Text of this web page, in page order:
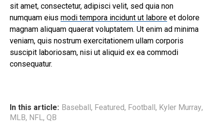
sit amet, consectetur, adipisci velit, sed quia non
numquam eius modi tempora incidunt ut labore et dolore
magnam aliquam quaerat voluptatem. Ut enim ad minima
veniam, quis nostrum exercitationem ullam corporis
suscipit laboriosam, nisi ut aliquid ex ea commodi
consequatur.
In this article: Baseball , Featured, Football , Kyler Murray,
MLB, NFL, QB